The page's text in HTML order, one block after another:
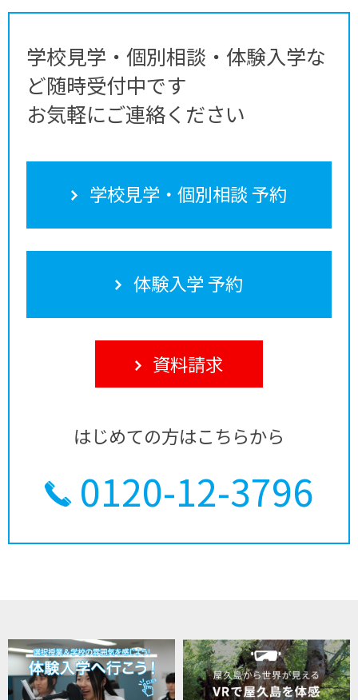
学校見学・個別相談・体験入学な
ど随時受付中です
お気軽にご連絡ください
学校見学・個別相談 予約
体験入学 予約
資料請求
はじめての方はこちらから
0120-12-3796